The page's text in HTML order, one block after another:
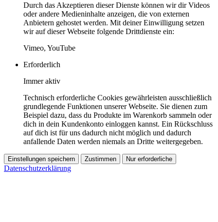
Durch das Akzeptieren dieser Dienste können wir dir Videos
oder andere Medieninhalte anzeigen, die von externen
Anbietern gehostet werden. Mit deiner Einwilligung setzen
wir auf dieser Webseite folgende Drittdienste ein:
Vimeo, YouTube
Erforderlich
Immer aktiv
Technisch erforderliche Cookies gewährleisten ausschließlich
grundlegende Funktionen unserer Webseite. Sie dienen zum
Beispiel dazu, dass du Produkte im Warenkorb sammeln oder
dich in dein Kundenkonto einloggen kannst. Ein Rückschluss
auf dich ist für uns dadurch nicht möglich und dadurch
anfallende Daten werden niemals an Dritte weitergegeben.
Einstellungen speichern Zustimmen Nur erforderliche
Datenschutzerklärung